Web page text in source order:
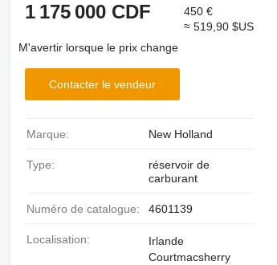
1 175 000 CDF
450 €
≈ 519,90 $US
M'avertir lorsque le prix change
Contacter le vendeur
Marque: New Holland
Type:
réservoir de
carburant
Numéro de catalogue: 4601139
Localisation:
Irlande
Courtmacsherry